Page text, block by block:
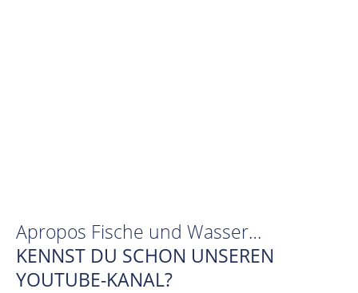
Apropos Fische und Wasser…
KENNST DU SCHON UNSEREN
YOUTUBE-KANAL?